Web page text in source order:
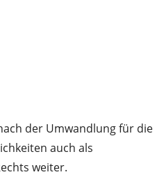
der Umwandlung für die
auch als
weiter.